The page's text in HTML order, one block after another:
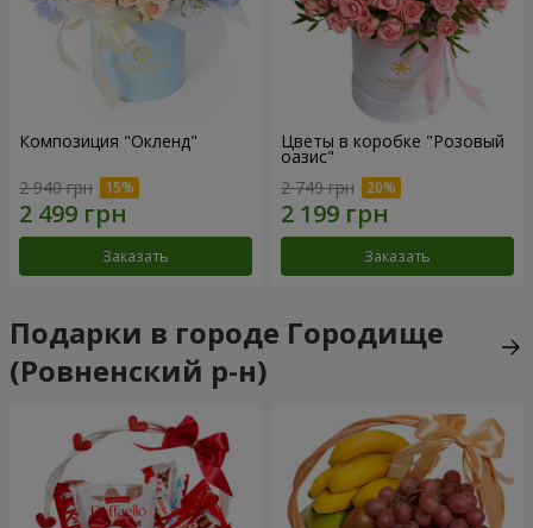
Композиция "Окленд"
2 940 грн
Заказать
Цветы в коробке "Розовый
оазис"
2 749 грн
Заказать
Подарки в городе Городище
(Ровненский р-н)